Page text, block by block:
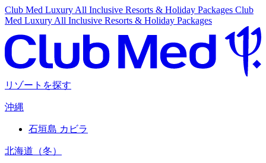
Club Med Luxury All Inclusive Resorts & Holiday Packages Club
Med Luxury All Inclusive Resorts & Holiday Packages
リゾートを探す
沖縄
石垣島 カビラ
北海道（冬）